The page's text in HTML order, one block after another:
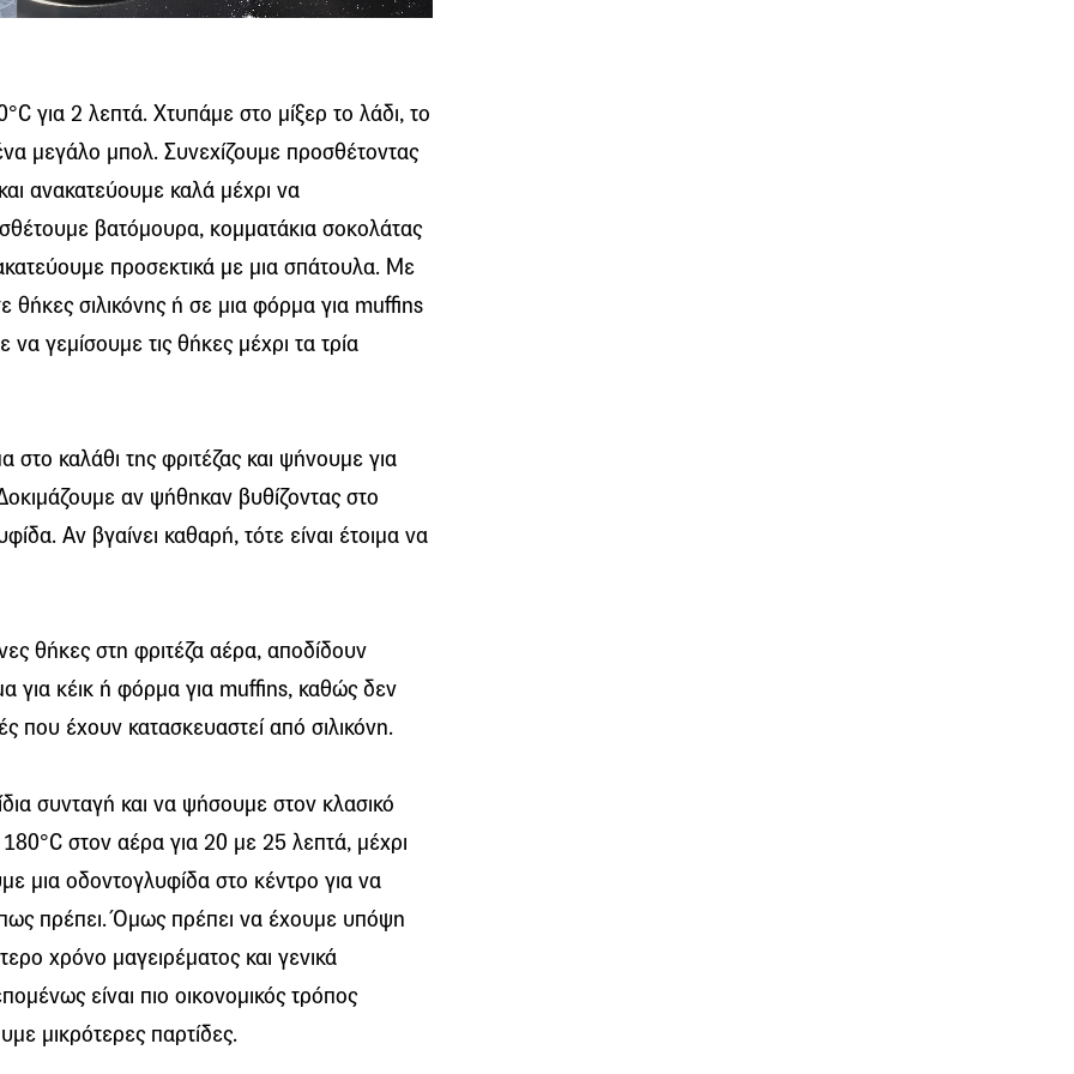
για 2 λεπτά. Χτυπάμε στο μίξερ το λάδι, το
μεγάλο μπολ. Συνεχίζουμε προσθέτοντας
ανακατεύουμε καλά μέχρι να
βατόμουρα, κομματάκια σοκολάτας
προσεκτικά με μια σπάτουλα. Με
θήκες σιλικόνης ή σε μια φόρμα για muffins
γεμίσουμε τις θήκες μέχρι τα τρία
καλάθι της φριτέζας και ψήνουμε για
αν ψήθηκαν βυθίζοντας στο
Αν βγαίνει καθαρή, τότε είναι έτοιμα να
θήκες στη φριτέζα αέρα, αποδίδουν
για κέικ ή φόρμα για muffins, καθώς δεν
που έχουν κατασκευαστεί από σιλικόνη.
συνταγή και να ψήσουμε στον κλασικό
στον αέρα για 20 με 25 λεπτά, μέχρι
μια οδοντογλυφίδα στο κέντρο για να
πρέπει. Όμως πρέπει να έχουμε υπόψη
χρόνο μαγειρέματος και γενικά
είναι πιο οικονομικός τρόπος
μικρότερες παρτίδες.